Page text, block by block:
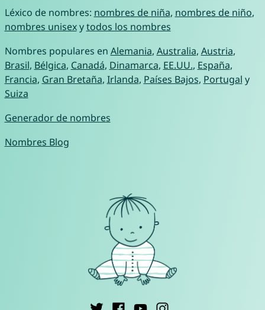
Léxico de nombres: nombres de niña, nombres de niño,
nombres unisexytodos los nombres
Nombres populares en Alemania, Australia, Austria,
Brasil, Bélgica, Canadá, Dinamarca, EE.UU., España,
Francia, Gran Bretaña, Irlanda, Países Bajos, Portugal y
Suiza
Generador de nombres
Nombres Blog